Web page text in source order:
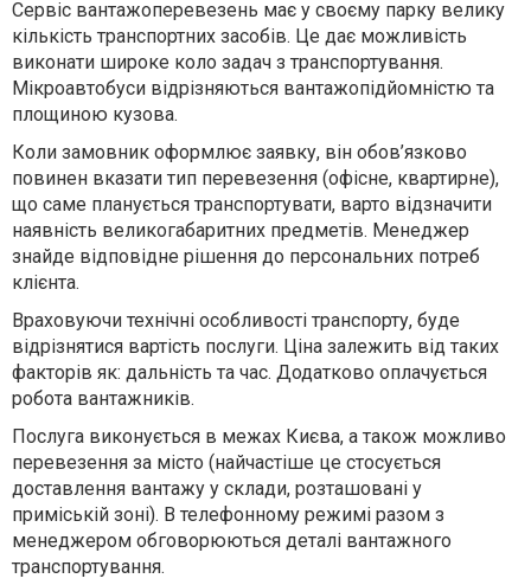
Сервіс вантажоперевезень має у своєму парку велику
кількість транспортних засобів. Це дає можливість
виконати широке коло задач з транспортування.
Мікроавтобуси відрізняються вантажопідйомністю та
площиною кузова.
Коли замовник оформлює заявку, він обов’язково
повинен вказати тип перевезення (офісне, квартирне),
що саме планується транспортувати, варто відзначити
наявність великогабаритних предметів. Менеджер
знайде відповідне рішення до персональних потреб
клієнта.
Враховуючи технічні особливості транспорту, буде
відрізнятися вартість послуги. Ціна залежить від таких
факторів як: дальність та час. Додатково оплачується
робота вантажників.
Послуга виконується в межах Києва, а також можливо
перевезення за місто (найчастіше це стосується
доставлення вантажу у склади, розташовані у
приміській зоні). В телефонному режимі разом з
менеджером обговорюються деталі вантажного
транспортування.